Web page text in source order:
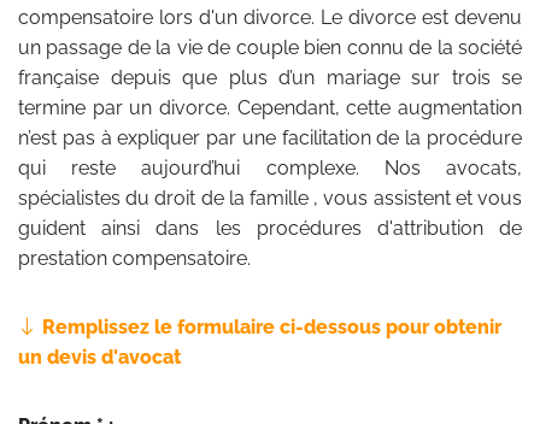
compensatoire lors d'un divorce. Le divorce est devenu
un passage de la vie de couple bien connu de la société
française depuis que plus d’un mariage sur trois se
termine par un divorce. Cependant, cette augmentation
n’est pas à expliquer par une facilitation de la procédure
qui reste aujourd’hui complexe. Nos avocats,
spécialistes du droit de la famille , vous assistent et vous
guident ainsi dans les procédures d'attribution de
prestation compensatoire.
Remplissez le formulaire ci-dessous pour obtenir
un devis d'avocat